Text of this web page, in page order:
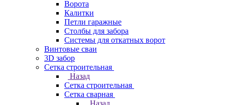
Ворота
Калитки
Петли гаражные
Столбы для забора
Системы для откатных ворот
Винтовые сваи
3D забор
Сетка строительная
Назад
Сетка строительная
Сетка сварная
Назад